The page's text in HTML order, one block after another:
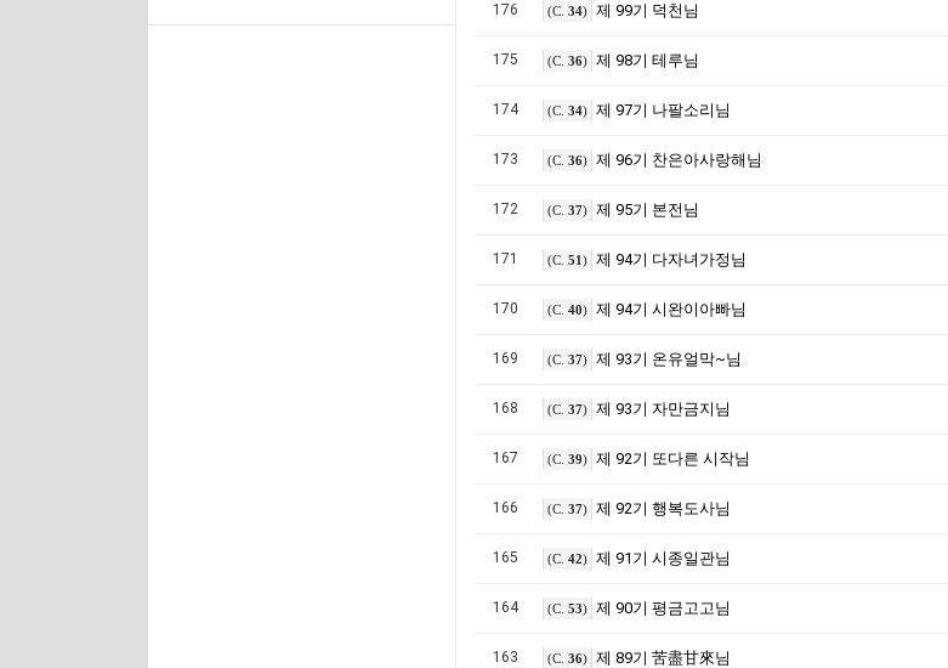
176 (C. 34) 제 99기 덕천님
175 (C. 36) 제 98기 테루님
174 (C. 34) 제 97기 나팔소리님
173 (C. 36) 제 96기 찬은아사랑해님
172 (C. 37) 제 95기 본전님
171 (C. 51) 제 94기 다자녀가정님
170 (C. 40) 제 94기 시완이아빠님
169 (C. 37) 제 93기 온유얼막~님
168 (C. 37) 제 93기 자만금지님
167 (C. 39) 제 92기 또다른 시작님
166 (C. 37) 제 92기 행복도사님
165 (C. 42) 제 91기 시종일관님
164 (C. 53) 제 90기 평금고고님
163 (C. 36) 제 89기 苦盡甘來님